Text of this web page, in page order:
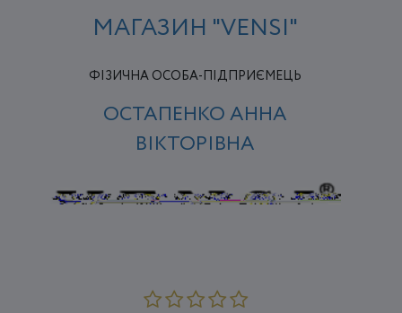
МАГАЗИН "VENSI"
ФІЗИЧНА ОСОБА-ПІДПРИЄМЕЦЬ
ОСТАПЕНКО АННА
ВІКТОРІВНА